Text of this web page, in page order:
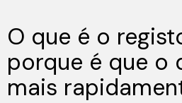
O que é o
porque é que o
mais